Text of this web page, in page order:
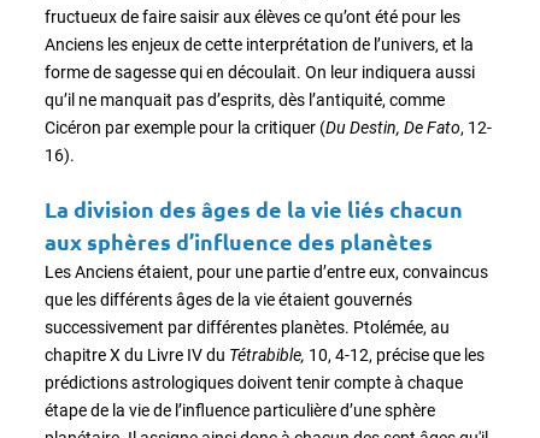
fructueux de faire saisir aux élèves ce qu’ont été pour les
Anciens les enjeux de cette interprétation de l’univers, et la
forme de sagesse qui en découlait. On leur indiquera aussi
qu’il ne manquait pas d’esprits, dès l’antiquité, comme
Cicéron par exemple pour la critiquer (Du Destin, De Fato, 12-
16).
La division des âges de la vie liés chacun
aux sphères d’influence des planètes
Les Anciens étaient, pour une partie d’entre eux, convaincus
que les différents âges de la vie étaient gouvernés
successivement par différentes planètes. Ptolémée, au
chapitre X du Livre IV du Tétrabible, 10, 4-12, précise que les
prédictions astrologiques doivent tenir compte à chaque
étape de la vie de l’influence particulière d’une sphère